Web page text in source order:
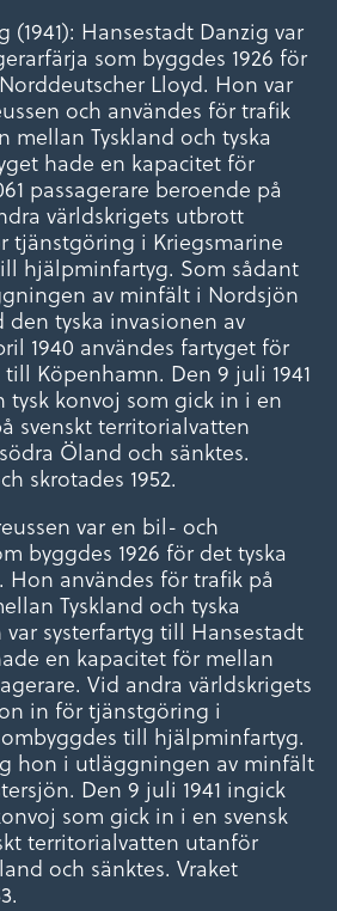
(1941): Hansestadt Danzig var
som byggdes 1926 för
Lloyd. Hon var
och användes för trafik
mellan Tyskland och tyska
hade en kapacitet för
passagerare beroende på
världskrigets utbrott
tjänstgöring i Kriegsmarine
hjälpminfartyg. Som sådant
av minfält i Nordsjön
tyska invasionen av
1940 användes fartyget för
Köpenhamn. Den 9 juli 1941
tysk konvoj som gick in i en
svenskt territorialvatten
Öland och sänktes.
skrotades 1952.
var en bil- och
byggdes 1926 för det tyska
Hon användes för trafik på
Tyskland och tyska
systerfartyg till Hansestadt
en kapacitet för mellan
Vid andra världskrigets
in för tjänstgöring i
till hjälpminfartyg.
hon i utläggningen av minfält
Den 9 juli 1941 ingick
som gick in i en svensk
territorialvatten utanför
och sänktes. Vraket